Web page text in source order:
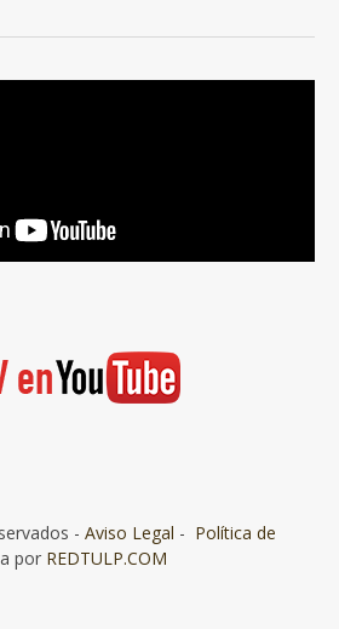
- Aviso Legal - Política de
por REDTULP.COM